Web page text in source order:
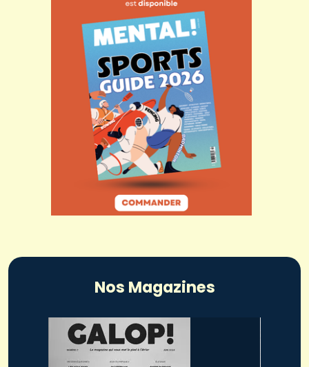
Nos Magazines